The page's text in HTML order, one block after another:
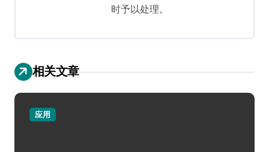
时予以处理。
相关文章
应用